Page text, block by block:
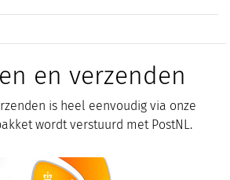
en verzenden
is heel eenvoudig via onze
wordt verstuurd met PostNL.